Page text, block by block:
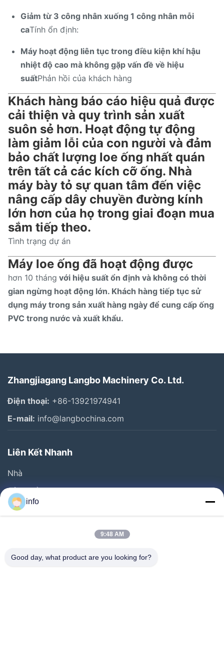
Giảm từ 3 công nhân xuống 1 công nhân mỗi
caTính ổn định:
Máy hoạt động liên tục trong điều kiện khí hậu
nhiệt độ cao mà không gặp vấn đề về hiệu
suấtPhản hồi của khách hàng
Khách hàng báo cáo hiệu quả được
cải thiện và quy trình sản xuất
suôn sẻ hơn. Hoạt động tự động
làm giảm lỗi của con người và đảm
bảo chất lượng loe ống nhất quán
trên tất cả các kích cỡ ống. Nhà
máy bày tỏ sự quan tâm đến việc
nâng cấp dây chuyền đường kính
lớn hơn của họ trong giai đoạn mua
sắm tiếp theo.
Tình trạng dự án
Máy loe ống đã hoạt động được
hơn 10 tháng với hiệu suất ổn định và không có thời
gian ngừng hoạt động lớn. Khách hàng tiếp tục sử
dụng máy trong sản xuất hàng ngày để cung cấp ống
PVC trong nước và xuất khẩu.
Zhangjiagang Langbo Machinery Co. Ltd.
Điện thoại: +86-13921974941
E-mail: info@langbochina.com
Liên Kết Nhanh
Nhà
Sản Phẩm
Video
Kiểm Soát Chất Lượng
info
9:48 AM
Good day, what product are you looking for?